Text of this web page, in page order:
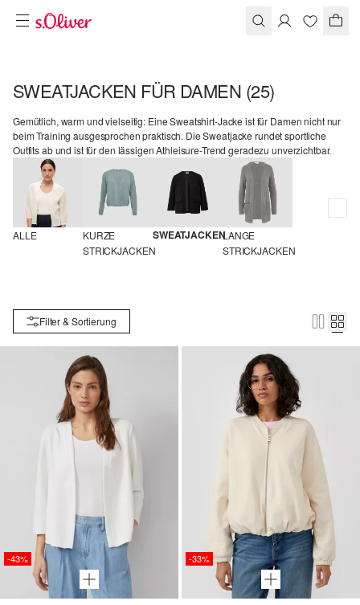
SWEATJACKEN FÜR DAMEN (25)
Gemütlich, warm und vielseitig: Eine Sweatshirt-Jacke ist für Damen nicht nur
beim Training ausgesprochen praktisch. Die Sweatjacke rundet sportliche
Outfits ab und ist für den lässigen Athleisure-Trend geradezu unverzichtbar.
ALLE
KURZE
STRICKJACKEN
SWEATJACKENLANGE
STRICKJACKEN
Filter & Sortierung
-43% -33%